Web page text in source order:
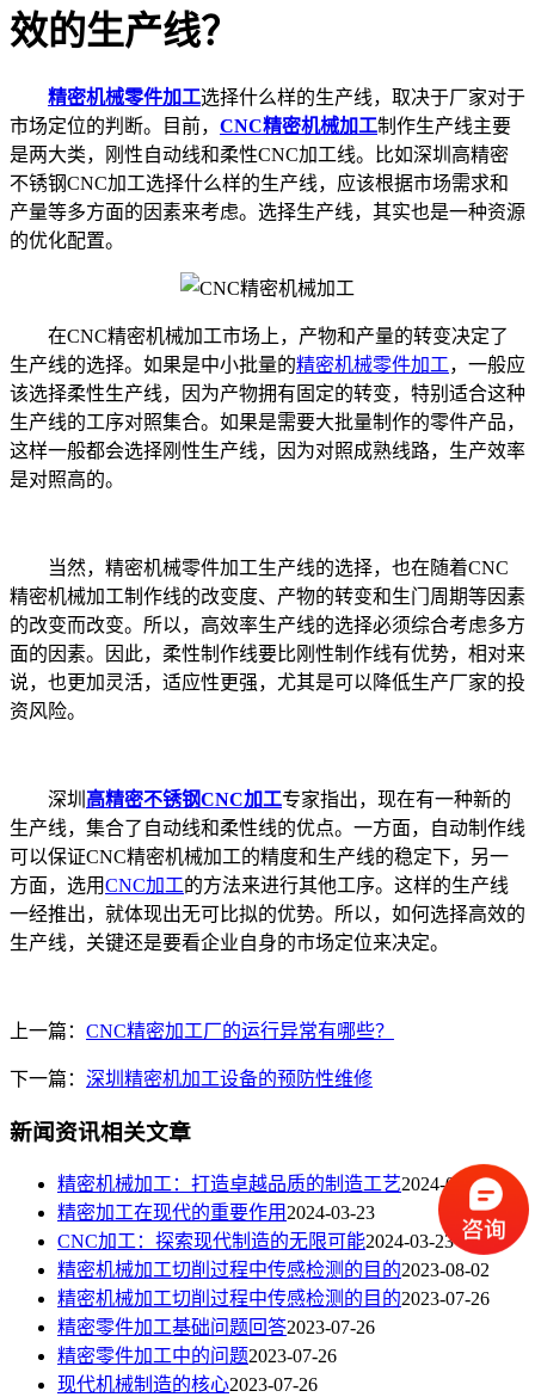
效的生产线？
精密机械零件加工选择什么样的生产线，取决于厂家对于
市场定位的判断。目前， CNC精密机械加工制作生产线主要
是两大类，刚性自动线和柔性CNC加工线。比如深圳高精密
不锈钢CNC加工选择什么样的生产线，应该根据市场需求和
产量等多方面的因素来考虑。选择生产线，其实也是一种资源
的优化配置。
在CNC精密机械加工市场上，产物和产量的转变决定了
生产线的选择。如果是中小批量的精密机械零件加工，一般应
该选择柔性生产线，因为产物拥有固定的转变，特别适合这种
生产线的工序对照集合。如果是需要大批量制作的零件产品，
这样一般都会选择刚性生产线，因为对照成熟线路，生产效率
是对照高的。
当然，精密机械零件加工生产线的选择，也在随着CNC
精密机械加工制作线的改变度、产物的转变和生门周期等因素
的改变而改变。所以，高效率生产线的选择必须综合考虑多方
面的因素。因此，柔性制作线要比刚性制作线有优势，相对来
说，也更加灵活，适应性更强，尤其是可以降低生产厂家的投
资风险。
深圳 高精密不锈钢CNC加工专家指出，现在有一种新的
生产线，集合了自动线和柔性线的优点。一方面，自动制作线
可以保证CNC精密机械加工的精度和生产线的稳定下，另一
方面，选用CNC加工的方法来进行其他工序。这样的生产线
一经推出，就体现出无可比拟的优势。所以，如何选择高效的
生产线，关键还是要看企业自身的市场定位来决定。
上一篇： CNC精密加工厂的运行异常有哪些？
下一篇： 深圳精密机加工设备的预防性维修
新闻资讯相关文章
​精密机械加工：打造卓越品质的制造工艺2024-03-23
精密加工在现代的重要作用 2024-03-23
CNC加工：探索现代制造的无限可能2024-03-23
精密机械加工切削过程中传感检测的目的2023-08-02
精密机械加工切削过程中传感检测的目的2023-07-26
精密零件加工基础问题回答2023-07-26
精密零件加工中的问题2023-07-26
现代机械制造的核心2023-07-26